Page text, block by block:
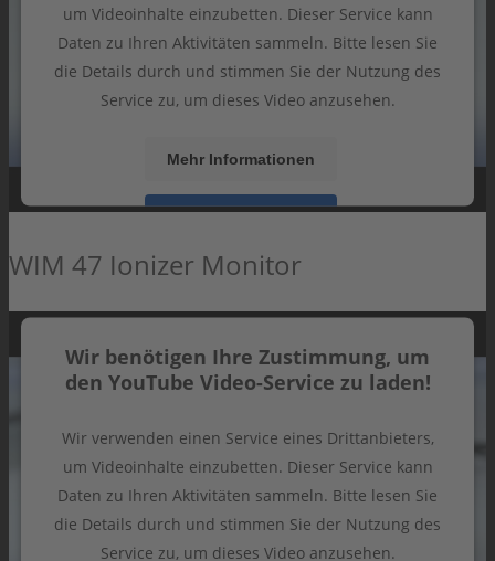
um Videoinhalte einzubetten. Dieser Service kann
Daten zu Ihren Aktivitäten sammeln. Bitte lesen Sie
die Details durch und stimmen Sie der Nutzung des
Service zu, um dieses Video anzusehen.
Mehr Informationen
Akzeptieren
powered byUsercentrics Consent Management
Platform& eRecht24
WIM 47 Ionizer Monitor
Wir benötigen Ihre Zustimmung, um
den YouTube Video-Service zu laden!
Wir verwenden einen Service eines Drittanbieters,
um Videoinhalte einzubetten. Dieser Service kann
Daten zu Ihren Aktivitäten sammeln. Bitte lesen Sie
die Details durch und stimmen Sie der Nutzung des
Service zu, um dieses Video anzusehen.